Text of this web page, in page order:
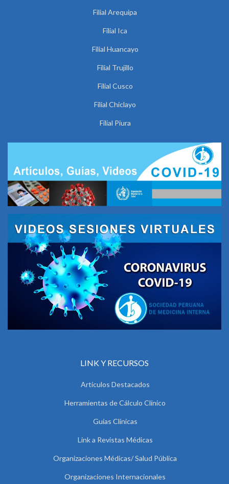
Filial Arequipa
Filial Ica
Filial Huancayo
Filial Trujillo
Filial Cusco
Filial Chiclayo
Filial Piura
LINK Y RECURSOS
Artículos Destacados
Herramientas de Cálculo Clínico
Guías Clínicas
Link a Revistas Médicas
Organizaciones Médicas/ Salud Pública
Organizaciones Internacionales